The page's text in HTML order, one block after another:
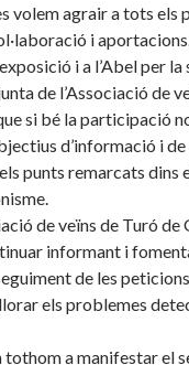
volem agrair a tots els
i
i a l’Abel per
de l’Associació de
si bé la participació
d’informació i
punts remarcats dins
de veïns de Turó
informant i
de les
els problemes
a manifestar el